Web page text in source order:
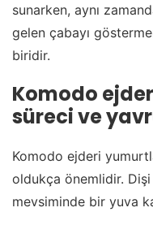
sunarken, aynı
gelen çabayı
biridir.
Komodo
süreci ve
Komodo ejderi
oldukça önemlidir.
mevsiminde bir yuva